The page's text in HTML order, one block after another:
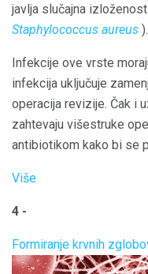
javlja slučajna
Staphylococcus aureus ).
Infekcije ove vrste
infekcija uključuje
operacija revizije. Čak i
zahtevaju višestruke
antibiotikom kako bi se
Više
4 -
Formiranje krvnih